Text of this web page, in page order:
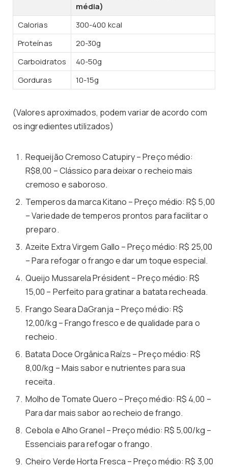
média)
Calorias
300-400 kcal
Proteínas
20-30g
Carboidratos
40-50g
Gorduras
10-15g
(Valores aproximados, podem variar de acordo com
os ingredientes utilizados)
Requeijão Cremoso Catupiry – Preço médio:
R$8,00 – Clássico para deixar o recheio mais
cremoso e saboroso.
Temperos da marca Kitano – Preço médio: R$ 5,00
– Variedade de temperos prontos para facilitar o
preparo.
Azeite Extra Virgem Gallo – Preço médio: R$ 25,00
– Para refogar o frango e dar um toque especial.
Queijo Mussarela Président – Preço médio: R$
15,00 – Perfeito para gratinar a batata recheada.
Frango Seara DaGranja – Preço médio: R$
12,00/kg – Frango fresco e de qualidade para o
recheio.
Batata Doce Orgânica Raízs – Preço médio: R$
8,00/kg – Mais sabor e nutrientes para sua
receita.
Molho de Tomate Quero – Preço médio: R$ 4,00 –
Para dar mais sabor ao recheio de frango.
Cebola e Alho Granel – Preço médio: R$ 5,00/kg –
Essenciais para refogar o frango.
Cheiro Verde Horta Fresca – Preço médio: R$ 3,00